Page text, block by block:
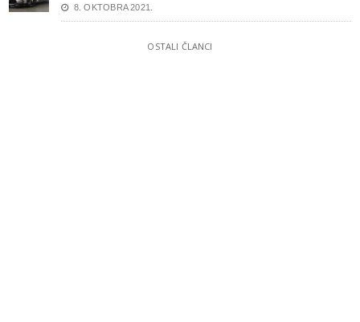
8. OKTOBRA 2021.
OSTALI ČLANCI